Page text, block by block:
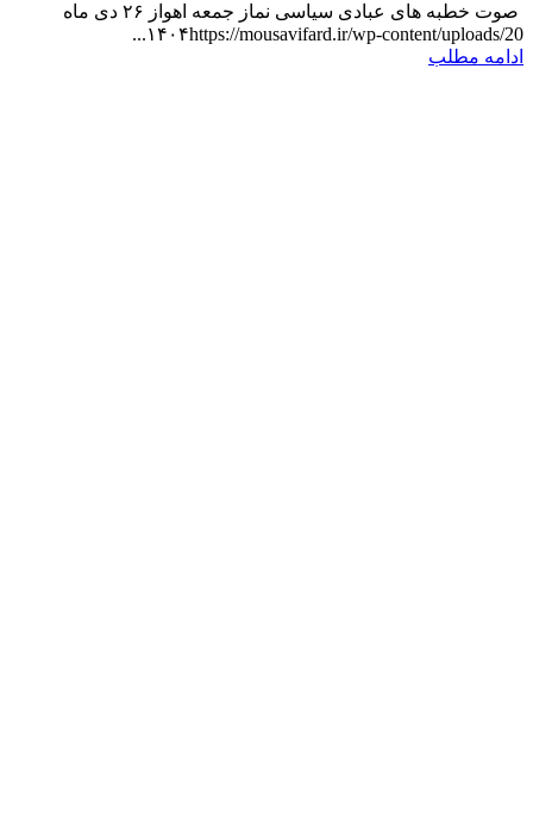
صوت خطبه های عبادی سیاسی نماز جمعه اهواز ۲۶ دی ماه
۱۴۰۴https://mousavifard.ir/wp-content/uploads/20...
ادامه مطلب